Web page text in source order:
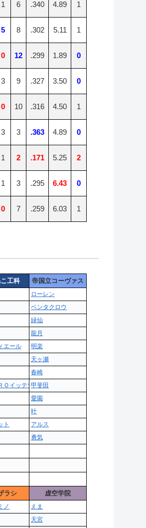
1 6 .340 4.89 1
5 8 .302 5.11 1
0 12 .299 1.89 0
3 9 .327 3.50 0
0 10 .316 4.50 1
3 3 .363 4.89 0
1 2 .171 5.25 2
1 3 .295 6.43 0
0 7 .259 6.03 1
工科 帝国立コーヴァス
ローレン
ベンタクロウ
緑仙
龍月
エール
明楽
天ヶ瀬
春崎
Ｏイッテツ甲斐田
愛園
叶
ト
アルス
勇気
ラシ 虚空学院
ノ
えま
天宮